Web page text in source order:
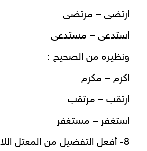
ارتضى – مرتضى
استدعى – مستدعى
ونظيره من الصحيح :
اكرم – مكرم
ارتقب – مرتقب
استغفر – مستغفر
8- أفعل التفضيل من المعتل اللام، مثل :